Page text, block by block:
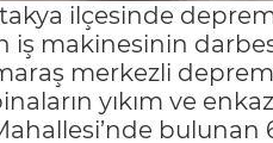
ilçesinde
iş makinesinin
merkezli
yıkım ve